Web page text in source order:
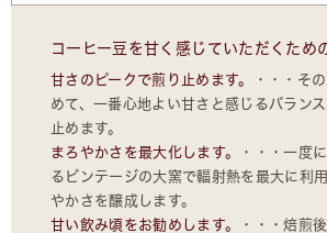
コーヒー豆を甘く感じていただくため
甘さのピークで煎り止めます。
・・・そ
めて、一番心地よい甘さと感じるバラン
止めます。
まろやかさを最大化します。
・・・一度
るビンテージの大窯で輻射熱を最大に利
やかさを醸成します。
甘い飲み頃をお勧めします。
・・・焙煎